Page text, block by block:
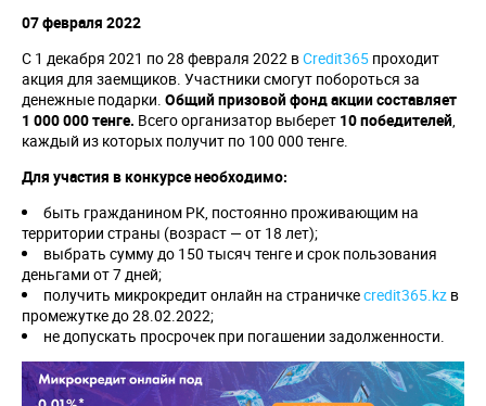
07 февраля 2022
С 1 декабря 2021 по 28 февраля 2022 вCredit365 проходит
акция для заемщиков. Участники смогут побороться за
денежные подарки. Общий призовой фонд акции составляет
1 000 000 тенге. Всего организатор выберет 10 победителей,
каждый из которых получит по 100 000 тенге.
Для участия в конкурсе необходимо:
быть гражданином РК, постоянно проживающим на
территории страны (возраст — от 18 лет);
выбрать сумму до 150 тысяч тенге и срок пользования
деньгами от 7 дней;
получить микрокредит онлайн на страничкеcredit365.kz в
промежутке до 28.02.2022;
не допускать просрочек при погашении задолженности.